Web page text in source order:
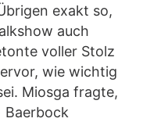
exakt so,
auch
voller Stolz
wie wichtig
Miosga fragte,
Baerbock